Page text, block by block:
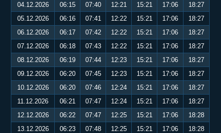
04.12.2026
06:15 07:40 12:21 15:21 17:06
18:27
05.12.2026
06:16 07:41 12:22 15:21 17:06
18:27
06.12.2026
06:17 07:42 12:22 15:21 17:06
18:27
07.12.2026
06:18 07:43 12:22 15:21 17:06
18:27
08.12.2026
06:19 07:44 12:23 15:21 17:06
18:27
09.12.2026
06:20 07:45 12:23 15:21 17:06
18:27
10.12.2026
06:20 07:46 12:24 15:21 17:06
18:27
11.12.2026
06:21 07:47 12:24 15:21 17:06
18:27
12.12.2026
06:22 07:47 12:25 15:21 17:06
18:28
13.12.2026
06:23 07:48 12:25 15:21 17:06
18:28